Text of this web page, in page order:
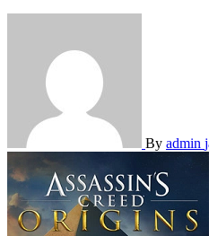
By admin